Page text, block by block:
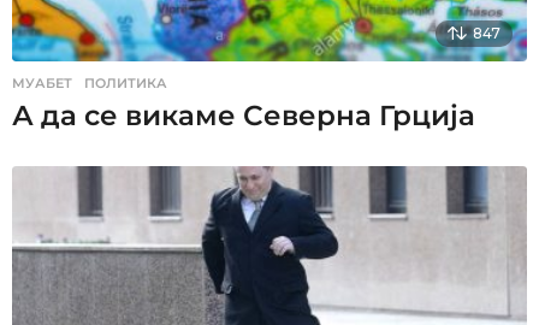
847
МУАБЕТ ,ПОЛИТИКА
А да се викаме Северна Грција